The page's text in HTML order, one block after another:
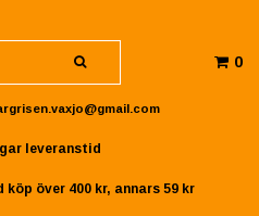
0
leveranstid
över 400 kr, annars 59 kr